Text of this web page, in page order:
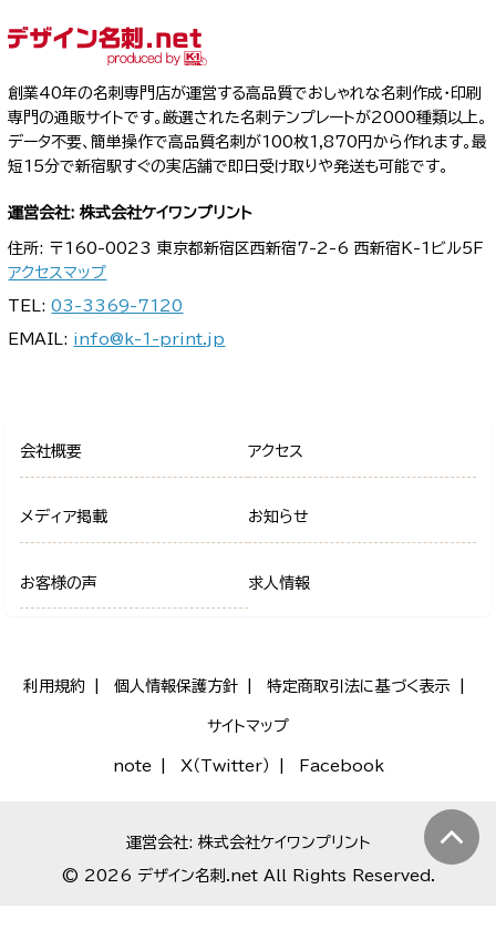
創業40年の名刺専門店が運営する高品質でおしゃれな名刺作成・印刷
専門の通販サイトです。厳選された名刺テンプレートが2000種類以上。
データ不要、簡単操作で高品質名刺が100枚1,870円から作れます。最
短15分で新宿駅すぐの実店舗で即日受け取りや発送も可能です。
運営会社: 株式会社ケイワンプリント
住所: 〒160-0023 東京都新宿区西新宿7-2-6 西新宿K-1ビル5F
アクセスマップ
TEL:03-3369-7120
EMAIL: info@k-1-print.jp
会社概要 アクセス
メディア掲載 お知らせ
お客様の声 求人情報
利用規約 個人情報保護方針 特定商取引法に基づく表示
サイトマップ
note X（Twitter） Facebook
運営会社: 株式会社ケイワンプリント
© 2026 デザイン名刺.net All Rights Reserved.